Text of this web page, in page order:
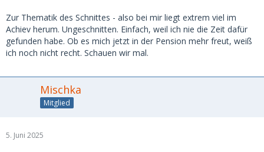
Zur Thematik des Schnittes - also bei mir liegt extrem viel im
Achiev herum. Ungeschnitten. Einfach, weil ich nie die Zeit dafür
gefunden habe. Ob es mich jetzt in der Pension mehr freut, weiß
ich noch nicht recht. Schauen wir mal.
Mischka
Mitglied
5. Juni 2025